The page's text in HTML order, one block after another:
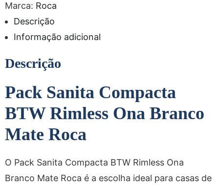
Marca: Roca
Descrição
Informação adicional
Descrição
Pack Sanita Compacta
BTW Rimless Ona Branco
Mate Roca
O Pack Sanita Compacta BTW Rimless Ona
Branco Mate Roca é a escolha ideal para casas de